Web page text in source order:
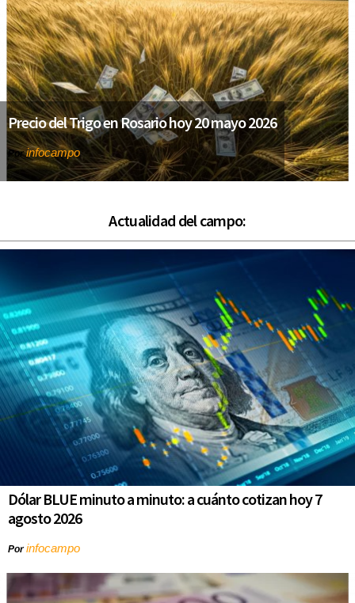
Precio del Trigo en Rosario hoy 20 mayo 2026
Porinfocampo
Actualidad del campo:
Dólar BLUE minuto a minuto: a cuánto cotizan hoy 7
agosto 2026
Porinfocampo